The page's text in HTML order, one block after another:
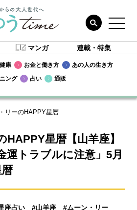
マンガ 連載・特集
康 お金と働き方
あの人の生き方
ング 占い 通販
リーのHAPPY星暦
HAPPY星暦【山羊座】
運トラブルに注意」5月
座占い #山羊座 #ムーン・リー